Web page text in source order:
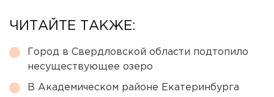
ЧИТАЙТЕ ТАКЖЕ:
Город в Свердловской области подтопило
несуществующее озеро
В Академическом районе Екатеринбурга